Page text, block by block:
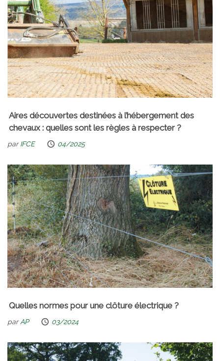
Aires découvertes destinées à l’hébergement des
chevaux : quelles sont les règles à respecter ?
parIFCE 04/2025
Quelles normes pour une clôture électrique ?
parAP 03/2024